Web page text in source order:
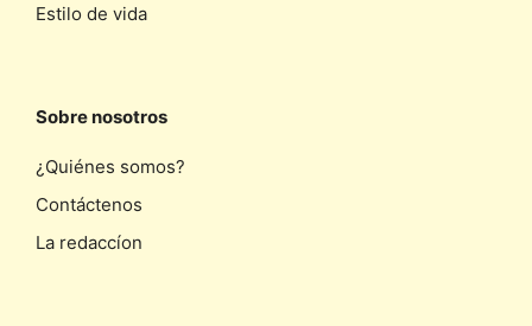
Estilo de vida
Sobre nosotros
¿Quiénes somos?
Contáctenos
La redaccíon